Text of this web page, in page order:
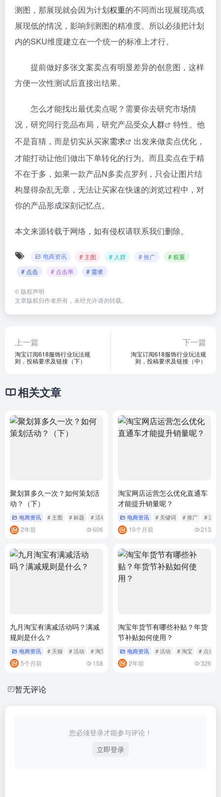
测图，那展现就会因为计划权重的不同而出现展现高或
展现低的情况，影响到测图的精准度。所以必须把计划
内的SKU维度建立在一个统一的标准上才行。
提前做好多张文案卖点有明显差异的创意图，这样
方便一次性测试后直接出结果。
怎么才能找出最优卖点呢？需要你去研究市场情
况，研究同行竞品布局，研究产品受众人群
特性。他
不是盲猜，而是切实从买家需求
出发来做卖点优化，
才能打动让他们做出下单转化的行为。而且卖点在于精
不在于多，如果一款产品N多卖点罗列，只会让图片结
构显得杂乱无章，无法让买家在快速的浏览过程中，对
你的产品形成深刻记忆点。
本文来源转载于网络，如有侵权请联系我们删除。
电商资讯 # 主图 # 人群 # 推广
# 权重
# 点击
# 点击率 # 需求
© 版权声明
文章版权归作者所有，未经允许请勿转载。
上一篇
淘宝订阅618服饰行业玩法规
则，投稿要求及链接（下）
下一篇
淘宝订阅618服饰行业玩法规
则，投稿要求及链接（中）
相关文章
聚划算多久一次？如何策划活
动？（下）
电商资讯 # 主图 # 标题 # 活动
2年前 606
淘宝网店运营怎么优化直通车
才能提升销量呢？
电商资讯 # 关键词 # 推广 # 活动
10个月前 213
九月淘宝有满减活动吗？满减
规则是什么？
电商资讯 # 天猫 # 活动 # 淘宝
5个月前 158
淘宝年货节有哪些补贴？年货
节补贴如何使用？
电商资讯 # 活动 # 淘宝 # 点击
2年前 326
暂无评论
您必须登录才能参与评论！
立即登录